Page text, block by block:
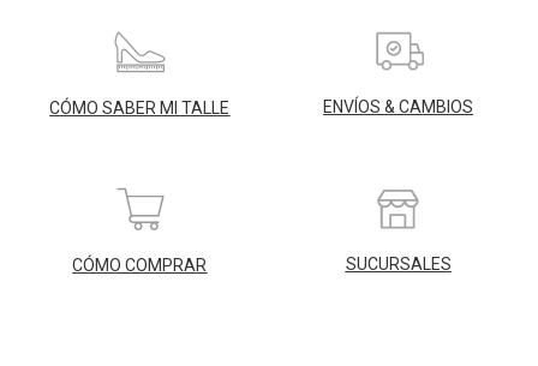
CÓMO SABER MI TALLE ENVÍOS & CAMBIOS
CÓMO COMPRAR SUCURSALES